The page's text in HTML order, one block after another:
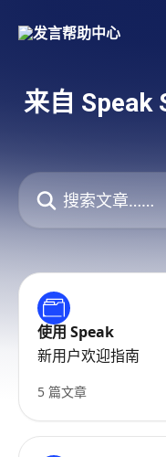
来自 Speak
搜索文章……
使用 Speak
新用户欢迎指南
5 篇文章